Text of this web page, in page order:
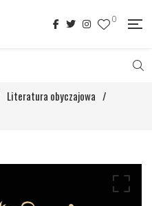
0
Literatura obyczajowa /